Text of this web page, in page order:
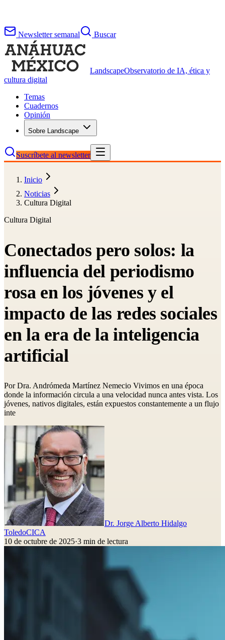
Newsletter semanal Buscar
LandscapeObservatorio de IA, ética y
cultura digital
Temas
Cuadernos
Opinión
Sobre Landscape
Suscríbete al newsletter
Inicio
Noticias
Cultura Digital
Cultura Digital
Conectados pero solos: la
influencia del periodismo
rosa en los jóvenes y el
impacto de las redes sociales
en la era de la inteligencia
artificial
Por Dra. Andrómeda Martínez Nemecio Vivimos en una época
donde la información circula a una velocidad nunca antes vista. Los
jóvenes, nativos digitales, están expuestos constantemente a un flujo
inte
Dr. Jorge Alberto Hidalgo
ToledoCICA
10 de octubre de 2025·3 min de lectura